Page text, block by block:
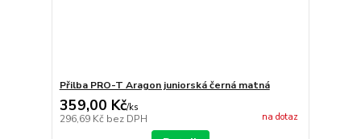
Přilba PRO-T Aragon juniorská černá matná
359,00 Kč/ks
296,69 Kč bez DPH na dotaz